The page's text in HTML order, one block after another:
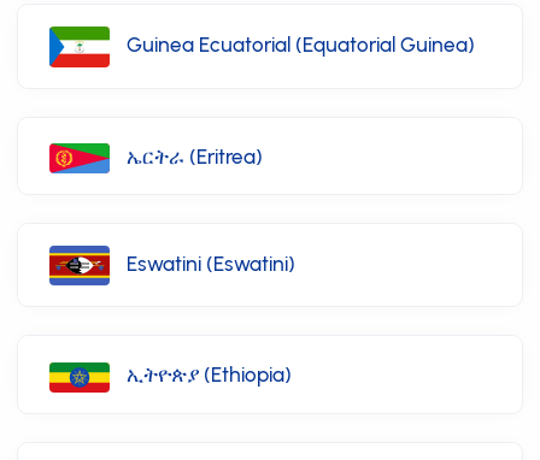
Guinea Ecuatorial (Equatorial Guinea)
ኤርትራ (Eritrea)
Eswatini (Eswatini)
ኢትዮጵያ (Ethiopia)